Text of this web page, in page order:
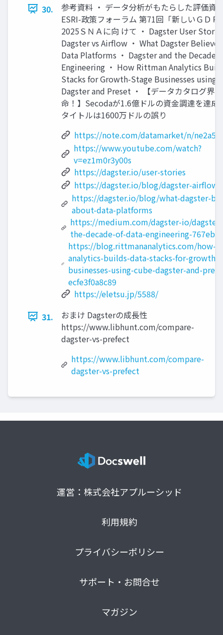
30.
参考資料 ・ データ分析がもたらした評価資
ESRI-政策フォーラム 第71回「新しいＧＤＰ
2025ＳＮＡに向 けて ・ Dagster User
Dagster vs Airflow ・ What Dagster
Data Platforms ・ Dagster and the Decade
Engineering ・ How Rittman Analytics
Stacks for Growth-Stage Businesses using
Dagster and Preset ・ 【データカタログ界
命！】Secodaが1.6億ドルの資金調達を達
タイトルは1600万ドルの誤り
https://note.com/datamarket/n/
https://www.youtube.com/watch?
v=ez1m0r3y00s
https://dagster.io/user-stories
https://dagster.io/blog/dagster-airflow
https://dagster.io/blog/what-dagster-
about-data-platforms
https://medium.com/dagster-io/
the-decade-of-data-engineering-
https://blog.rittmananalytics.com/how-
analytics-builds-data-stacks-for-growth-
businesses-using-cube-dagster-and-
ecfe3f0a8c89
https://eletsu.jp/5588/
31.
おまけ Dagsterの成長性
https://www.libhunt.com/compare-
dagster-vs-prefect
https://www.libhunt.com/compare-
dagster-vs-prefect
運営：株式会社アプルーシッド
利用規約
プライバシーポリシー
サポート・お問合せ
マガジン